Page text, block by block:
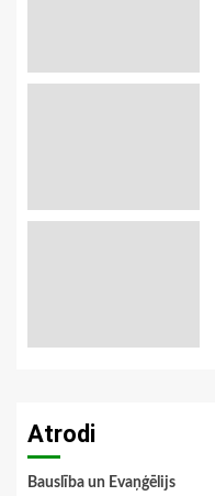
Atrodi
Bauslība un Evaņģēlijs